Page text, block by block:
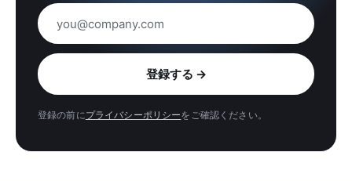
メールアドレス 登録する →
登録の前にプライバシーポリシーをご確認ください。